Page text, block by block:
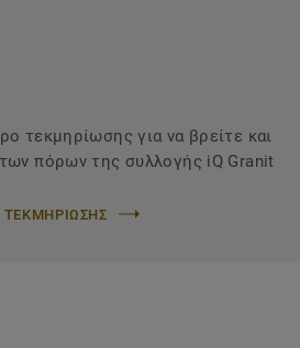
τεκμηρίωσης για να βρείτε και
πόρων της συλλογής iQ Granit
ΤΕΚΜΗΡΙΩΣΗΣ